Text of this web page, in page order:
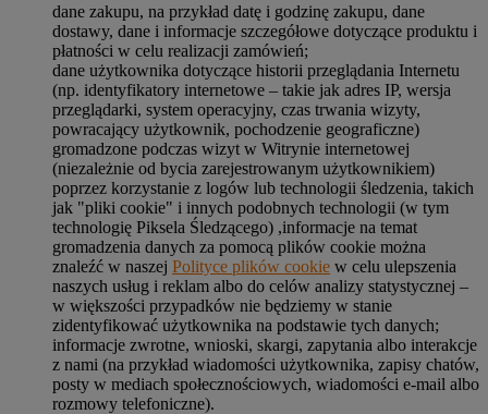
dane zakupu, na przykład datę i godzinę zakupu, dane
dostawy, dane i informacje szczegółowe dotyczące produktu i
płatności w celu realizacji zamówień;
dane użytkownika dotyczące historii przeglądania Internetu
(np. identyfikatory internetowe – takie jak adres IP, wersja
przeglądarki, system operacyjny, czas trwania wizyty,
powracający użytkownik, pochodzenie geograficzne)
gromadzone podczas wizyt w Witrynie internetowej
(niezależnie od bycia zarejestrowanym użytkownikiem)
poprzez korzystanie z logów lub technologii śledzenia, takich
jak "pliki cookie" i innych podobnych technologii (w tym
technologię Piksela Śledzącego) ,informacje na temat
gromadzenia danych za pomocą plików cookie można
znaleźć w naszej Polityce plików cookie w celu ulepszenia
naszych usług i reklam albo do celów analizy statystycznej –
w większości przypadków nie będziemy w stanie
zidentyfikować użytkownika na podstawie tych danych;
informacje zwrotne, wnioski, skargi, zapytania albo interakcje
z nami (na przykład wiadomości użytkownika, zapisy chatów,
posty w mediach społecznościowych, wiadomości e-mail albo
rozmowy telefoniczne).